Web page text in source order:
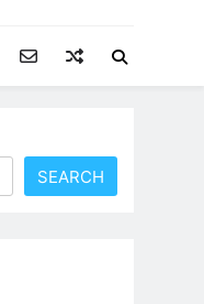
SEARCH